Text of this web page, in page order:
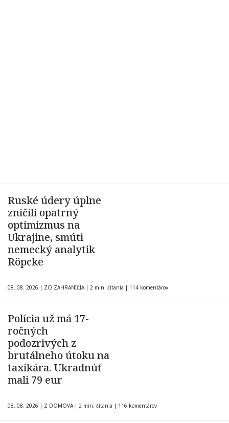
Ruské údery úplne
zničili opatrný
optimizmus na
Ukrajine, smúti
nemecký analytik
Röpcke
08. 08. 2026 | ZO ZAHRANIČIA | 2 min. čítania | 114 komentárov
Polícia už má 17-
ročných
podozrivých z
brutálneho útoku na
taxikára. Ukradnúť
mali 79 eur
08. 08. 2026 | Z DOMOVA | 2 min. čítania | 116 komentárov